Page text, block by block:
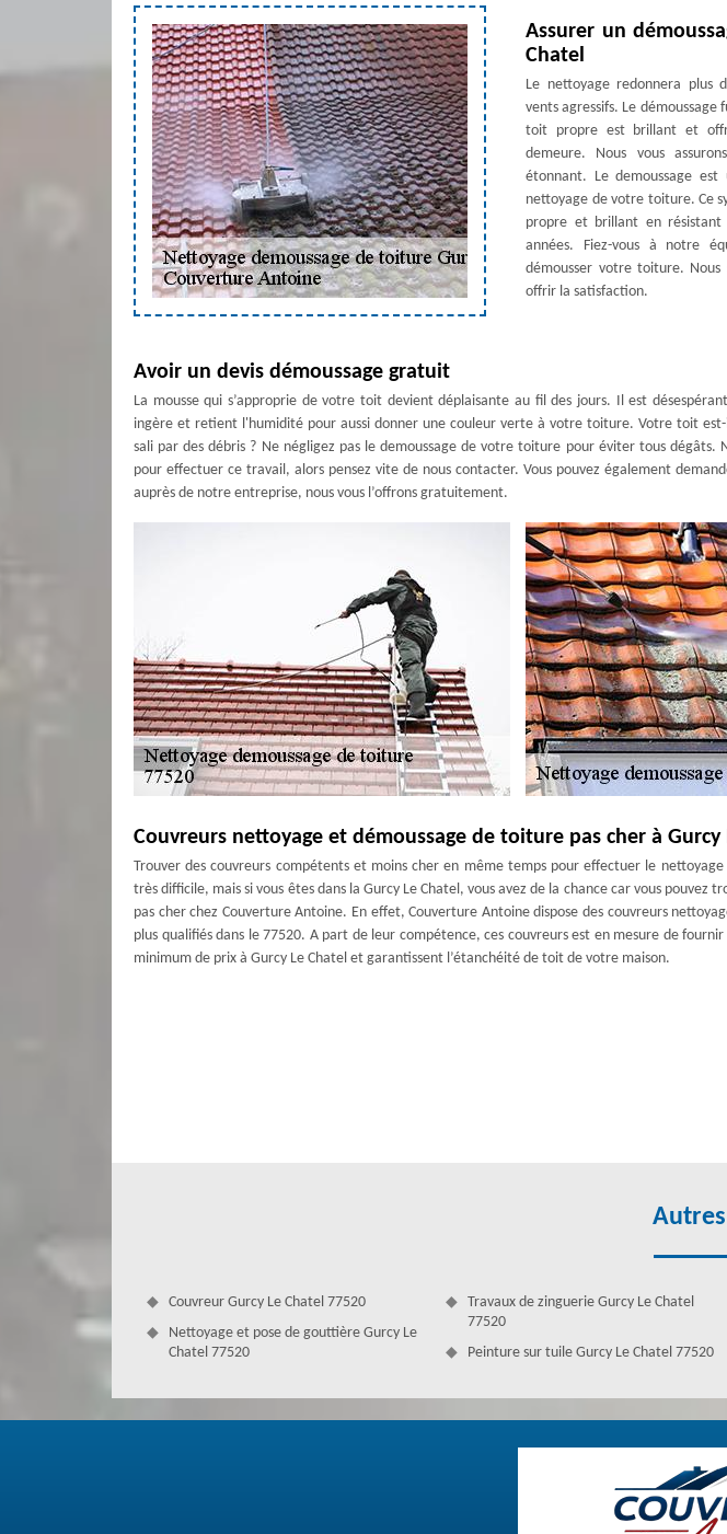
Assurer un
Chatel
Le nettoyage redonnera plus
vents agressifs. Le
toit propre est brillant et
demeure. Nous vous
étonnant. Le demoussage
nettoyage de votre toiture. Ce
propre et brillant en résistant
années. Fiez-vous à notre
démousser votre toiture.
offrir la satisfaction.
Avoir un devis démoussage gratuit
La mousse qui s’approprie de votre toit devient déplaisante au fil des jours. Il est
ingère et retient l'humidité pour aussi donner une couleur verte à votre toiture. Votre toit est-
sali par des débris ? Ne négligez pas le demoussage de votre toiture pour éviter tous dégâts.
pour effectuer ce travail, alors pensez vite de nous contacter. Vous pouvez également
auprès de notre entreprise, nous vous l’offrons gratuitement.
Couvreurs nettoyage et démoussage de toiture pas cher à Gurcy
Trouver des couvreurs compétents et moins cher en même temps pour effectuer le nettoyage
très difficile, mais si vous êtes dans la Gurcy Le Chatel, vous avez de la chance car vous pouvez
pas cher chez Couverture Antoine. En effet, Couverture Antoine dispose des couvreurs
plus qualifiés dans le 77520. A part de leur compétence, ces couvreurs est en mesure de
minimum de prix à Gurcy Le Chatel et garantissent l’étanchéité de toit de votre maison.
Un démoussage doit être réalisé par des pros pour garantir le bon état de votre toiture.
regardons l'état de votre toit avant d’établir un devis détaillé des analyses réalisées. Et
Couvreur Gurcy Le Chatel 77520
Nettoyage et pose de gouttière Gurcy Le
Chatel 77520
Travaux de zinguerie Gurcy Le Chatel
77520
Peinture sur tuile Gurcy Le Chatel 77520